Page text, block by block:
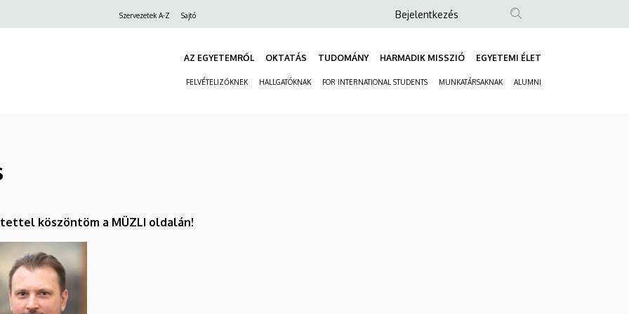
Szervezetek A-Z Sajtó
Anonim
fiók
Bejelentkezés
AZ EGYETEMRŐL OKTATÁS TUDOMÁNY HARMADIK MISSZIÓ EGYETEMI ÉLET
FELVÉTELIZŐKNEK HALLGATÓKNAK FOR INTERNATIONAL STUDENTS MUNKATÁRSAKNAK ALUMNI
köszöntöm a MÜZLI oldalán!